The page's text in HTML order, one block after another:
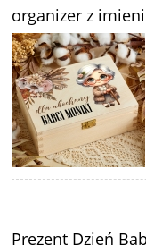
organizer z
Prezent Dzień